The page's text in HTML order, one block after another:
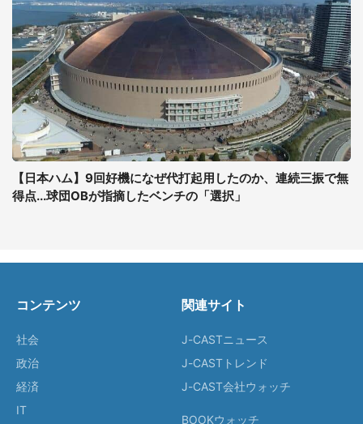
【日本ハム】9回好機になぜ代打起用したのか、連続三振で無
得点...球団OBが指摘したベンチの「選択」
コンテンツ
社会
政治
経済
IT
関連サイト
J-CASTニュース
J-CASTトレンド
J-CAST会社ウォッチ
BOOKウォッチ